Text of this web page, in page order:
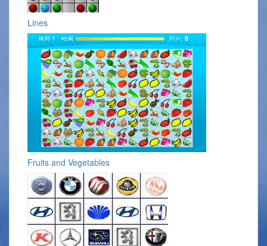
Lines
Fruits and Vegetables